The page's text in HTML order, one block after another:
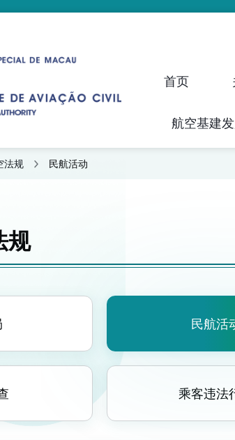
首页
航空基建
法规 民航活动
规
民航活
乘客违法